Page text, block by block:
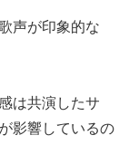
声が印象的な
は共演したサ
影響しているの